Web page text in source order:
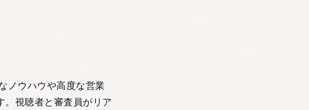
ノウハウや高度な営業
。視聴者と審査員がリア